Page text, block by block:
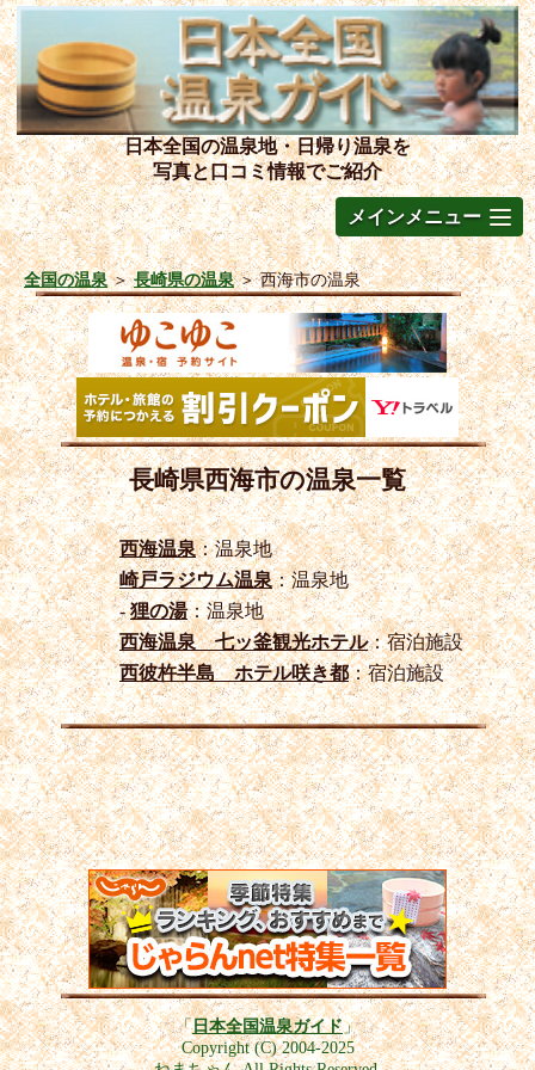
日本全国の温泉地・日帰り温泉を
写真と口コミ情報でご紹介
メインメニュー
全国の温泉＞長崎県の温泉＞西海市の温泉
長崎県西海市の温泉一覧
西海温泉：温泉地
崎戸ラジウム温泉：温泉地
-狸の湯：温泉地
西海温泉 七ッ釜観光ホテル：宿泊施設
西彼杵半島 ホテル咲き都：宿泊施設
「日本全国温泉ガイド」
Copyright (C) 2004-2025